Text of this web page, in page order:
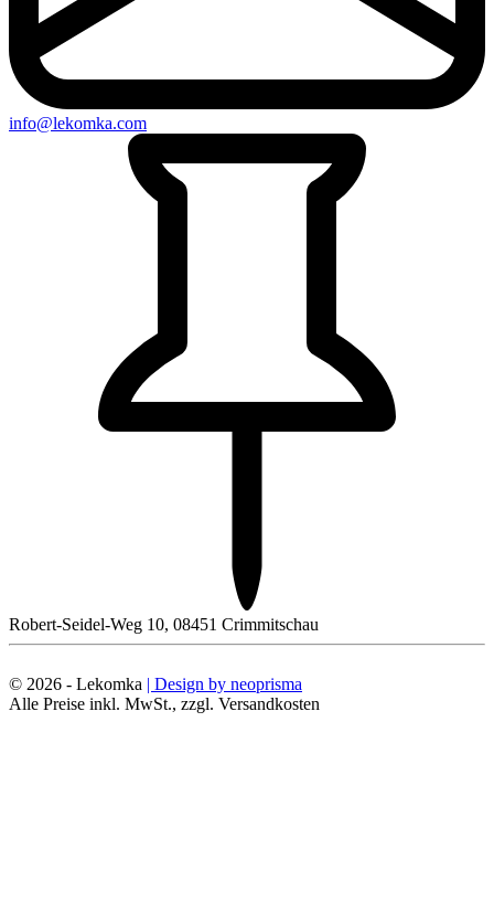
info@lekomka.com
Robert-Seidel-Weg 10, 08451 Crimmitschau
© 2026 - Lekomka | Design by neoprisma
Alle Preise inkl. MwSt., zzgl. Versandkosten